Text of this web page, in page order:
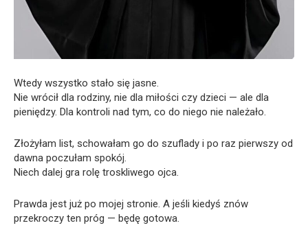
Wtedy wszystko stało się jasne.
Nie wrócił dla rodziny, nie dla miłości czy dzieci — ale dla
pieniędzy. Dla kontroli nad tym, co do niego nie należało.
Złożyłam list, schowałam go do szuflady i po raz pierwszy od
dawna poczułam spokój.
Niech dalej gra rolę troskliwego ojca.
Prawda jest już po mojej stronie. A jeśli kiedyś znów
przekroczy ten próg — będę gotowa.